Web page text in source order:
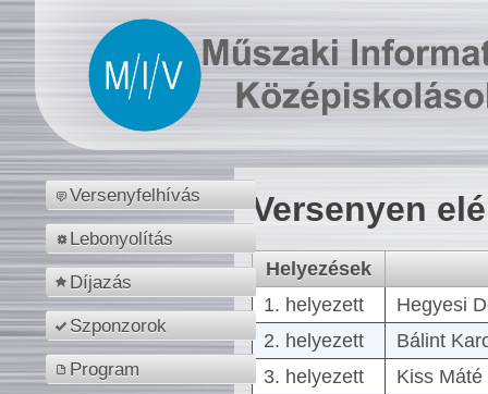
Versenyfelhívás
Lebonyolítás
Díjazás
Szponzorok
Program
Versenyen
Helyezések
1. helyezett
Hegyesi
2. helyezett
Bálint
3. helyezett
Kiss